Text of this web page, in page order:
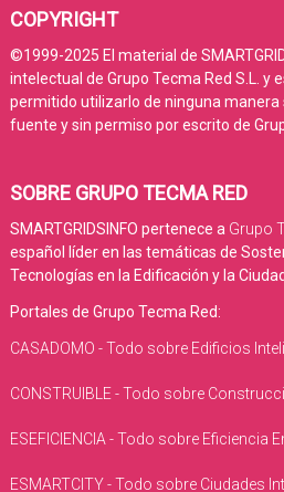
COPYRIGHT
©1999-2025 El material de
intelectual de Grupo Tecma Red S.L. y
permitido utilizarlo de ninguna manera
fuente y sin permiso por escrito de
SOBRE GRUPO TECMA RED
SMARTGRIDSINFO pertenece a Grupo
español líder en las temáticas de
Tecnologías en la Edificación y la Ciudad.
Portales de Grupo Tecma Red:
CASADOMO - Todo sobre Edificios
CONSTRUIBLE - Todo sobre
ESEFICIENCIA - Todo sobre Eficiencia
ESMARTCITY - Todo sobre Ciudades